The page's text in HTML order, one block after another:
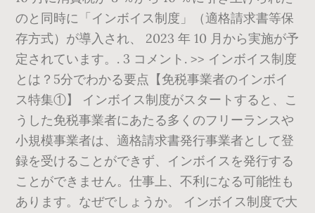
のと同時に「インボイス制度」（適格請求書等保
存方式）が導入され、 2023 年 10 月から実施が予
定されています。. 3 コメント. >> インボイス制度
とは？5分でわかる要点【免税事業者のインボイ
ス特集①】 インボイス制度がスタートすると、こ
うした免税事業者にあたる多くのフリーランスや
小規模事業者は、適格請求書発行事業者として登
録を受けることができず、インボイスを発行する
ことができません。仕事上、不利になる可能性も
あります。なぜでしょうか。 インボイス制度で大